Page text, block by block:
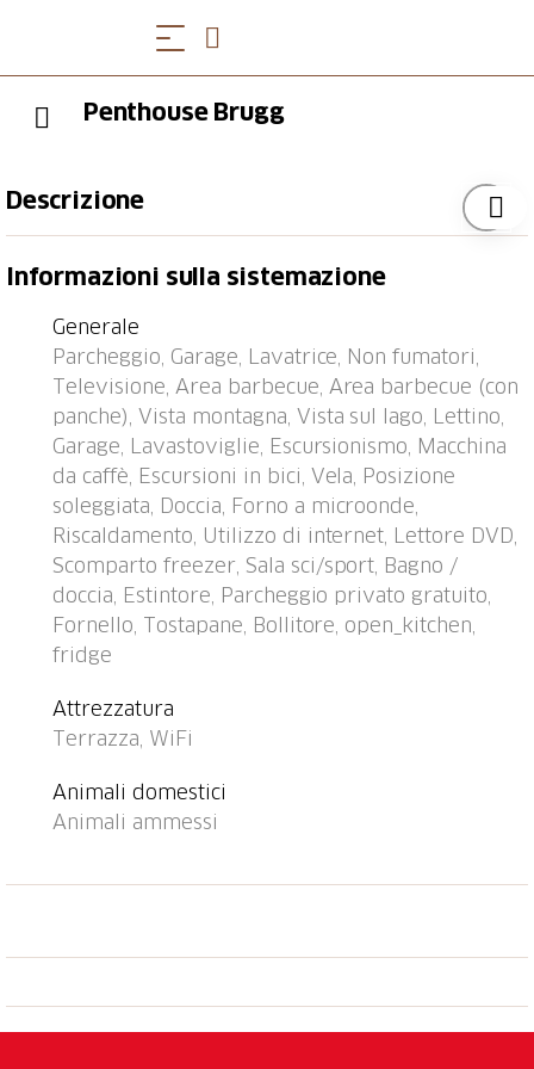
Penthouse Brugg
Descrizione
su 3 piani, costruita nel 2001. In periferia, a 500 m
4 km dal lago, a 600 m dall'area sciistica, in una
strada senza uscita, esposizione sud. Nella casa:
deposito biciclette, deposito sci, riscaldamento
centralizzato, lavatrice. Accesso fino alla casa (strada
di montagna). In inverno per favore portare le catene
da neve, in inverno consigliato 4x4. Parcheggio
presso la casa, box presso la casa. Negozio, negozio
alimentare 500 m, ristorante 500 m, panetteria,
fermata bus "Amden Brugg" 100 m, piscina coperta
600 m, stabilimento balneare 4 km, lago balneabile 4
km. Sciovia 600 m, seggiovia, impianti di risalita 600
m, piste da sci, fermata ski bus 100 m, scuola di sci,
pista per slitte, parco giochi 500 m. Rinomate località
sciistiche: Amden 600 m, Arvenbühl 4 km,
Flumserberge 19 km. Laghi famosi: Walensee 4 km.
Sentieri escursionistici: Walensee 4 km,
Amden/Arvenbühl. Prego notare: no ascensore.
Informazioni sulla sistemazione
Generale
Parcheggio, Garage, Lavatrice, Non fumatori,
Televisione, Area barbecue, Area barbecue (con
panche), Vista montagna, Vista sul lago, Lettino,
Garage, Lavastoviglie, Escursionismo, Macchina
da caffè, Escursioni in bici, Vela, Posizione
soleggiata, Doccia, Forno a microonde,
Riscaldamento, Utilizzo di internet, Lettore DVD,
Scomparto freezer, Sala sci/sport, Bagno /
doccia, Estintore, Parcheggio privato gratuito,
Fornello, Tostapane, Bollitore, open_kitchen,
fridge
Attrezzatura
Terrazza, WiFi
Animali domestici
Animali ammessi